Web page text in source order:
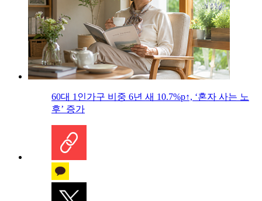
60대 1인가구 비중 6년 새 10.7%p↑, ‘혼자 사는 노
후’ 증가